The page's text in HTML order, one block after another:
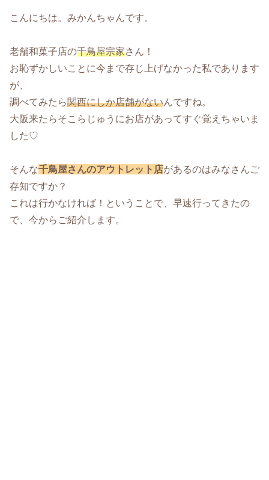
こんにちは。みかんちゃんです。
老舗和菓子店の千鳥屋宗家さん！
お恥ずかしいことに今まで存じ上げなかった私であります
が、
調べてみたら関西にしか店舗がないんですね。
大阪来たらそこらじゅうにお店があってすぐ覚えちゃいま
した♡
そんな千鳥屋さんのアウトレット店があるのはみなさんご
存知ですか？
これは行かなければ！ということで、早速行ってきたの
で、今からご紹介します。